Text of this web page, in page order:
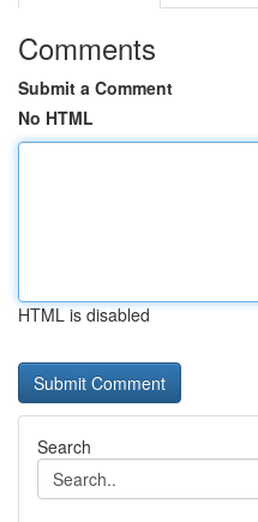
Comments
Submit a Comment
No HTML
HTML is disabled
Search